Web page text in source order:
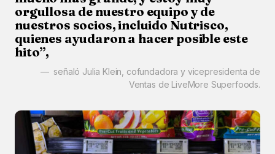
orgullosa de nuestro equipo y de
nuestros socios, incluido Nutrisco,
quienes ayudaron a hacer posible este
hito”,
señaló Julia Klein, cofundadora y vicepresidenta de
Ventas de LiveMore Superfoods.